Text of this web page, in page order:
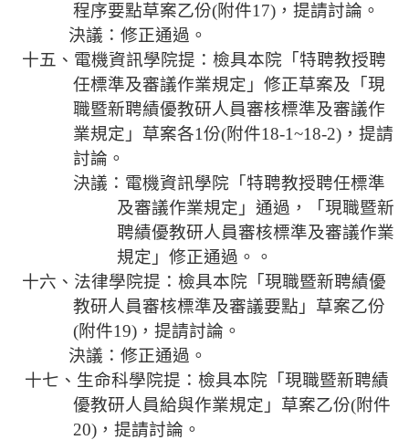
程序要點草案乙份(附件17) ，提請討論。
決議：修正通過。
十五、電機資訊學院提： 檢具本院「特聘教授聘
任標準及審議作業規定」修正草案及「現
職暨新聘績優教研人員審核標準及審議作
業規定」草案各1份(附件18-1~18-2) ，提請
討論。
決議：電機資訊學院 「特聘教授聘任標準
及審議作業規定」 通過，
「現職暨新
聘績優教研人員審核標準及審議作業
規定」 修正通過。。
十六、法律學院提： 檢具本院「現職暨新聘績優
教研人員審核標準及審議要點」草案乙份
(附件19) ，提請討論。
決議：修正通過。
十七、生命科學院提： 檢具本院「現職暨新聘績
優教研人員給與作業規定」草案乙份(附件
20)，提請討論。